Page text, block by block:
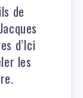
de
d’Ici
les